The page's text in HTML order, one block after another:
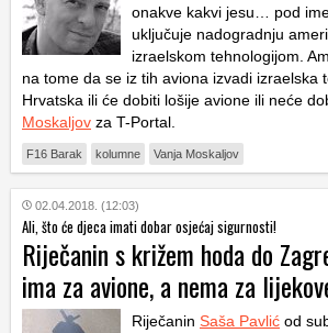
onakve kakvi jesu… pod
uključuje nadogradnju
izraelskom tehnologijom.
na tome da se iz tih aviona izvadi izraelska
Hrvatska ili će dobiti lošije avione ili neće
Moskaljov za T-Portal.
F16 Barak kolumne Vanja Moskaljov
02.04.2018. (12:03)
Ali, što će djeca imati dobar osjećaj sigurnosti!
Riječanin s križem hoda do
ima za avione, a nema za
Riječanin Saša Pavlić od